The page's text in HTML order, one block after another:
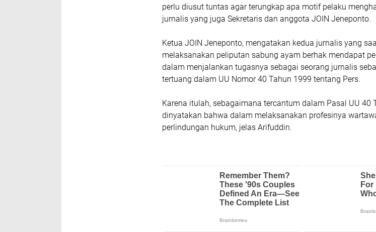
perlu diusut tuntas agar terungkap apa motif pelaku
jurnalis yang juga Sekretaris dan anggota JOIN Jeneponto.
Ketua JOIN Jeneponto, mengatakan kedua jurnalis yang
melaksanakan peliputan sabung ayam berhak mendapat
dalam menjalankan tugasnya sebagai seorang jurnalis
tertuang dalam UU Nomor 40 Tahun 1999 tentang Pers.
Karena itulah, sebagaimana tercantum dalam Pasal UU 40
dinyatakan bahwa dalam melaksanakan profesinya
perlindungan hukum, jelas Arifuddin.